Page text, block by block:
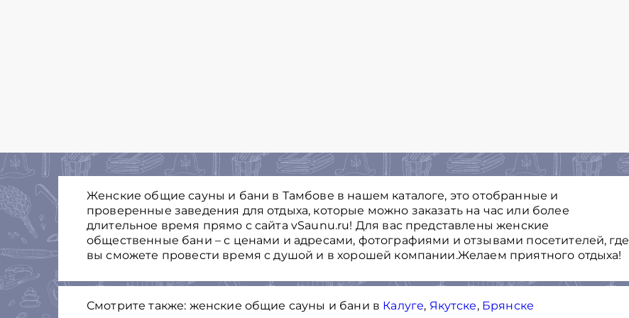
Женские общие сауны и бани в Тамбове в нашем каталоге, это отобранные и
проверенные заведения для отдыха, которые можно заказать на час или более
длительное время прямо с сайта vSaunu.ru! Для вас представлены женские
общественные бани – с ценами и адресами, фотографиями и отзывами посетителей, где
вы сможете провести время с душой и в хорошей компании.Желаем приятного отдыха!
Смотрите также: женские общие сауны и бани в Калуге, Якутске, Брянске